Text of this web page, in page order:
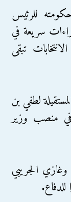
حكومته للرئيس
سريعة في
تبقى
لطفي بن
منصب وزير
وغازي الجريبي